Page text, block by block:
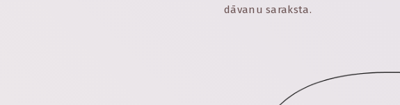
dāvanu saraksta.